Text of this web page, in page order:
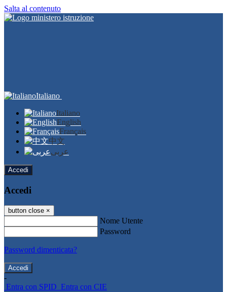
Salta al contenuto
Italiano
Italiano
English
Français
中文
عربى
Accedi
Accedi
button close ×
Nome Utente
Password
Password dimenticata?
-
Entra con SPID Entra con CIE